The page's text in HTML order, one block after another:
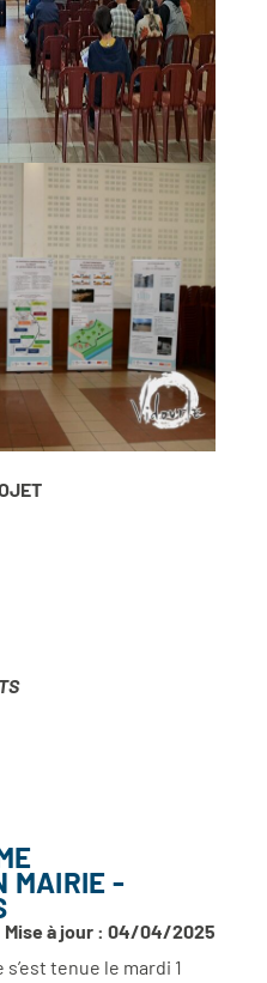
MAIRIE -
Mise à jour : 04/04/2025
tenue le mardi 1